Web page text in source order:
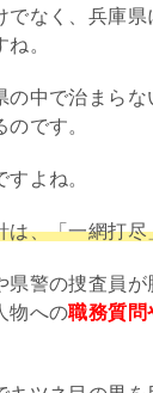
でなく、兵庫県
。
中で治まらな
のです。
よね。
は、「一網打尽
県警の捜査員
物への職務質問